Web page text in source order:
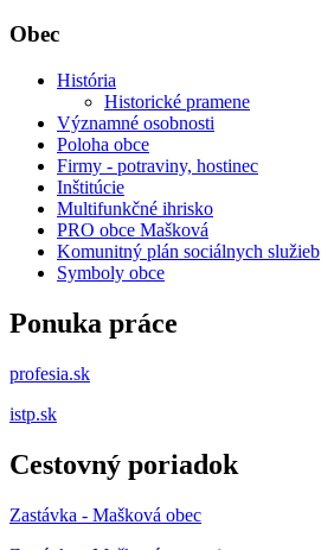
Obec
História
Historické pramene
Významné osobnosti
Poloha obce
Firmy - potraviny, hostinec
Inštitúcie
Multifunkčné ihrisko
PRO obce Mašková
Komunitný plán sociálnych služieb
Symboly obce
Ponuka práce
profesia.sk
istp.sk
Cestovný poriadok
Zastávka - Mašková obec